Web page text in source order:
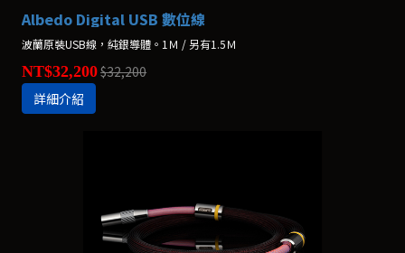
Albedo Digital USB 數位線
波蘭原裝USB線，純銀導體。1Ｍ / 另有1.5Ｍ
NT$32,200$32,200
詳細介紹